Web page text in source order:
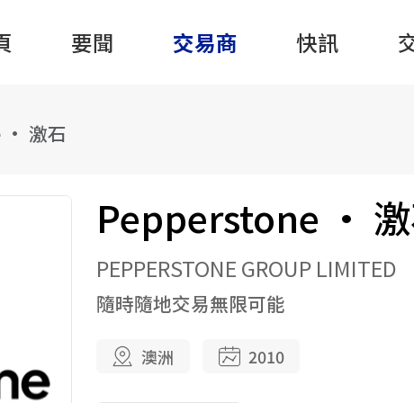
要聞 交易商 快訊
· 激石
Pepperstone ·
PEPPERSTONE GROUP LIMITED
隨時隨地交易無限可能
澳洲 2010